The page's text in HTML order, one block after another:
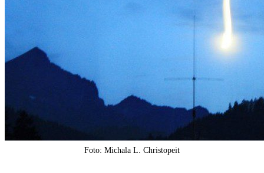
Foto: Michala L. Christopeit